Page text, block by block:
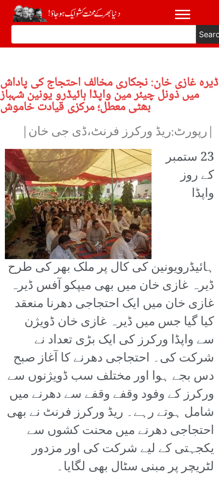
ڈیرہ غازی خان: نجکاری مخالف احتجاج کی پاداش
میں ذونل چیئر مین واپڈا ہائیڈرو یونین شہباز
بھٹی معطل؛ مرکزی قیادت خاموش
|رپورٹ:ریڈ ورکرز فرنٹ،ڈی جی خان|
23 ستمبر
کے روز
واپڈا
ہائیڈرویونین کی کال پر ملک بھر کی طرح
ڈیرہ غازی خان میں بھی میپکو آفس ڈیرہ
غازی خان میں ایک احتجاجی دھرنا منعقد
کیا گیا جس میں ڈیرہ غازی خان ڈویژن
سے واپڈا ورکرز کی ایک بڑی تعداد نے
شرکت کی۔ احتجاجی دھرنے کا آغاز صبح
دس بجے ہوا اور مختلف سب ڈویژنوں سے
ورکرز کے وفود وقفے وقفے سے دھرنے میں
شامل ہوتے رہے۔ ریڈ ورکرز فرنٹ نے بھی
احتجاجی دھرنے میں محنت کشوں سے
یکجہتی کے لیے شرکت کی اور مزدور
لٹریچر پر مبنی سٹال بھی لگایا۔